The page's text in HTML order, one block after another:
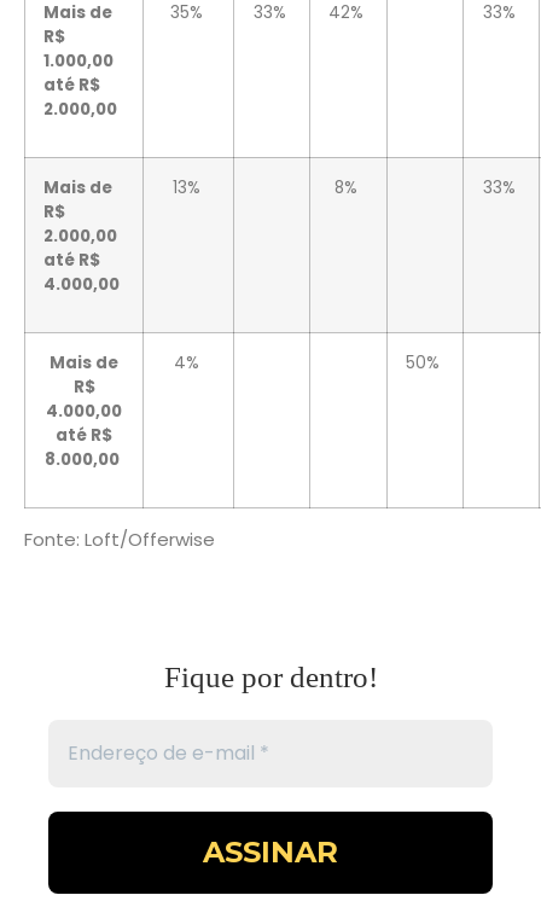
Mais de
R$
1.000,00
até R$
2.000,00
35% 33% 42% 33%
Mais de
R$
2.000,00
até R$
4.000,00
13% 8% 33%
Mais de
R$
4.000,00
até R$
8.000,00
4% 50%
Fonte: Loft/Offerwise
Fique por dentro!